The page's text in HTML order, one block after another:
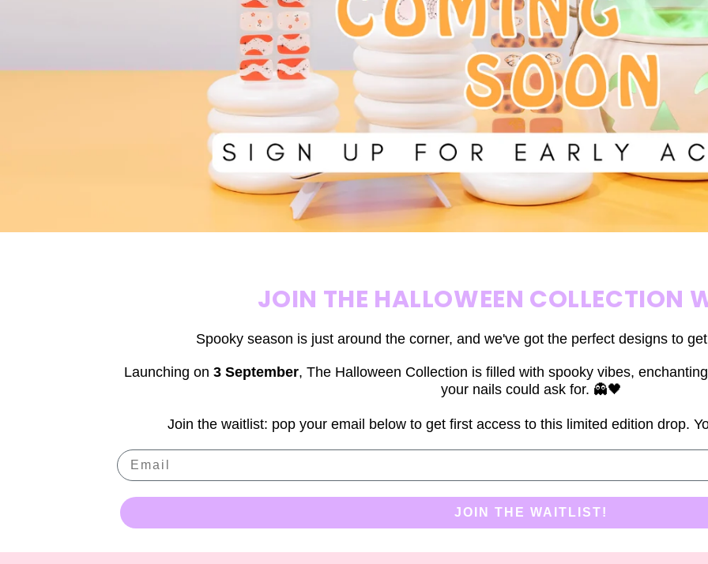
JOIN THE HALLOWEEN COLLECTION
Spooky season is just around the corner, and we've got the perfect designs to
Launching on 3 September, The Halloween Collection is filled with spooky vibes,
your nails could ask for. 👻🖤
Join the waitlist: pop your email below to get first access to this limited edition drop.
Email
JOIN THE WAITLIST!